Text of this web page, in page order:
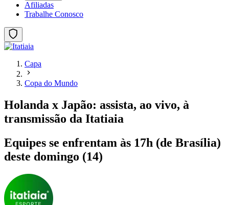
Afiliadas
Trabalhe Conosco
Capa
Copa do Mundo
Holanda x Japão: assista, ao vivo, à
transmissão da Itatiaia
Equipes se enfrentam às 17h (de Brasília)
deste domingo (14)